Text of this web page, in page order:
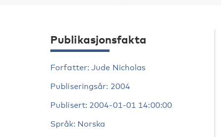
Publikasjonsfakta
Forfatter: Jude Nicholas
Publiseringsår: 2004
Publisert: 2004-01-01 14:00:00
Språk: Norska